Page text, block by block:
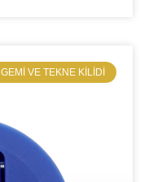
​GEMI VE TEKNE KILIDI​